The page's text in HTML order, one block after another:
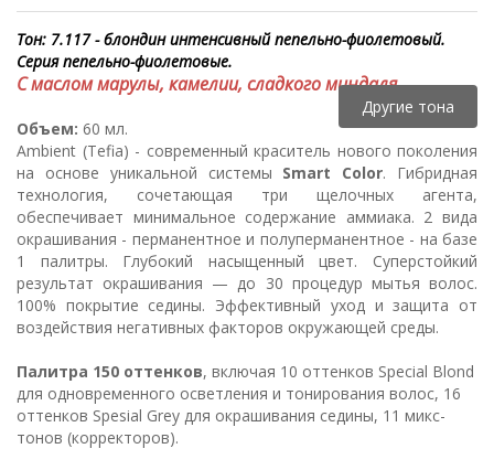
Тон: 7.117 - блондин интенсивный пепельно-фиолетовый.
Серия пепельно-фиолетовые.
С маслом марулы, камелии, сладкого миндаля.
Другие тона
Объем: 60 мл.
Ambient (Tefia) - современный краситель нового поколения
на основе уникальной системы Smart Color. Гибридная
технология, сочетающая три щелочных агента,
обеспечивает минимальное содержание аммиака. 2 вида
окрашивания - перманентное и полуперманентное - на базе
1 палитры. Глубокий насыщенный цвет. Суперстойкий
результат окрашивания — до 30 процедур мытья волос.
100% покрытие седины. Эффективный уход и защита от
воздействия негативных факторов окружающей среды.
Палитра 150 оттенков, включая 10 оттенков Special Blond
для одновременного осветления и тонирования волос, 16
оттенков Spesial Grey для окрашивания седины, 11 микс-
тонов (корректоров).